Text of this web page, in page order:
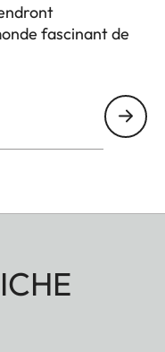
fascinant de